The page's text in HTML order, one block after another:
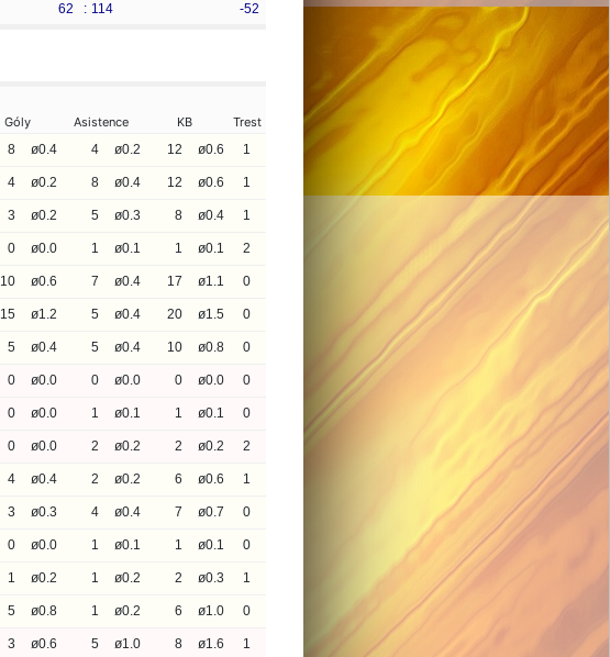
62 : 114 -52
Góly Asistence KB Trest
8 ø0.4 4 ø0.2 12 ø0.6 1
4 ø0.2 8 ø0.4 12 ø0.6 1
3 ø0.2 5 ø0.3 8 ø0.4 1
0 ø0.0 1 ø0.1 1 ø0.1 2
10 ø0.6 7 ø0.4 17 ø1.1 0
15 ø1.2 5 ø0.4 20 ø1.5 0
5 ø0.4 5 ø0.4 10 ø0.8 0
0 ø0.0 0 ø0.0 0 ø0.0 0
0 ø0.0 1 ø0.1 1 ø0.1 0
0 ø0.0 2 ø0.2 2 ø0.2 2
4 ø0.4 2 ø0.2 6 ø0.6 1
3 ø0.3 4 ø0.4 7 ø0.7 0
0 ø0.0 1 ø0.1 1 ø0.1 0
1 ø0.2 1 ø0.2 2 ø0.3 1
5 ø0.8 1 ø0.2 6 ø1.0 0
3 ø0.6 5 ø1.0 8 ø1.6 1